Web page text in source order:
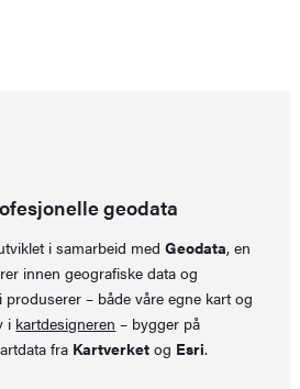
geodata
i samarbeid medGeodata, en
innen geografiske data og
– både våre egne kart og
i kartdesigneren – bygger på
fra Kartverket og Esri.